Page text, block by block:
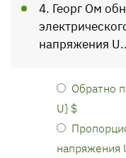
4. Георг Ом
напряжения
Обратно
U} $
напряжения